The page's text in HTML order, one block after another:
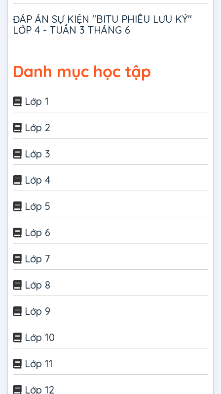
ĐÁP ÁN SỰ KIỆN "BITU PHIÊU LƯU KÝ"
LỚP 4 - TUẦN 3 THÁNG 6
Danh mục học tập
Lớp 1
Lớp 2
Lớp 3
Lớp 4
Lớp 5
Lớp 6
Lớp 7
Lớp 8
Lớp 9
Lớp 10
Lớp 11
Lớp 12